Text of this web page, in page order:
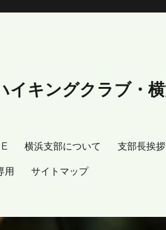
イキングクラブ・
横浜支部について 支部長挨拶
用 サイトマップ